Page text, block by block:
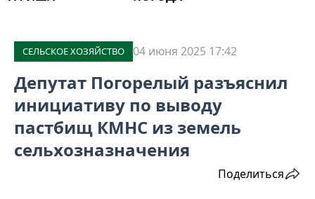
СЕЛЬСКОЕ ХОЗЯЙСТВО 04 июня 2025 17:42
Депутат Погорелый разъяснил
инициативу по выводу
пастбищ КМНС из земель
сельхозназначения
Поделиться